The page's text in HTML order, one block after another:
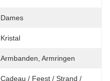
Dames
Kristal
Armbanden, Armringen
Cadeau / Feest / Strand /